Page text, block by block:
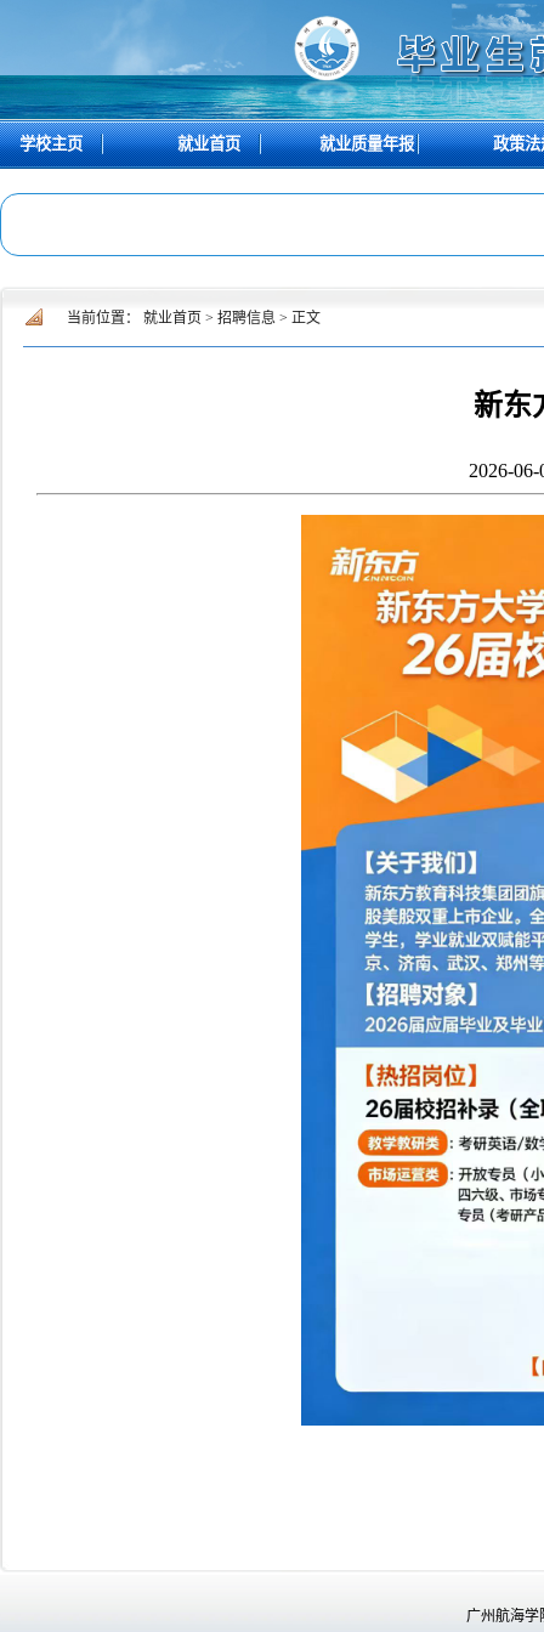
学校主页 就业首页 就业质量年报 政策法
当前位置： 就业首页 > 招聘信息 > 正文
新东
2026-
广州航海